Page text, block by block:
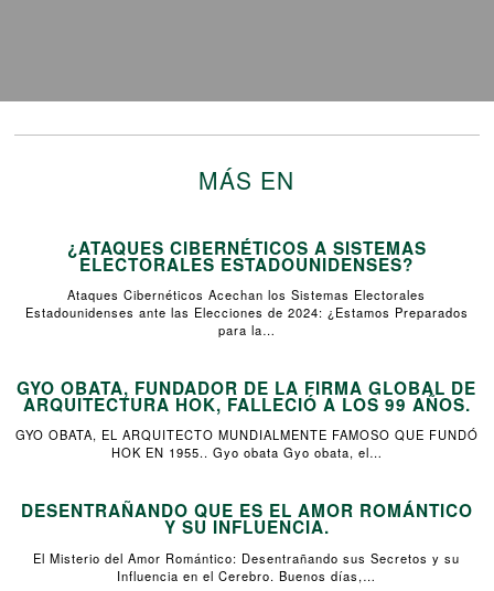
MÁS EN
¿ATAQUES CIBERNÉTICOS A SISTEMAS
ELECTORALES ESTADOUNIDENSES?
Ataques Cibernéticos Acechan los Sistemas Electorales
Estadounidenses ante las Elecciones de 2024: ¿Estamos Preparados
para la…
GYO OBATA, FUNDADOR DE LA FIRMA GLOBAL DE
ARQUITECTURA HOK, FALLECIÓ A LOS 99 AÑOS.
GYO OBATA, EL ARQUITECTO MUNDIALMENTE FAMOSO QUE FUNDÓ
HOK EN 1955.. Gyo obata Gyo obata, el…
DESENTRAÑANDO QUE ES EL AMOR ROMÁNTICO
Y SU INFLUENCIA.
El Misterio del Amor Romántico: Desentrañando sus Secretos y su
Influencia en el Cerebro. Buenos días,…